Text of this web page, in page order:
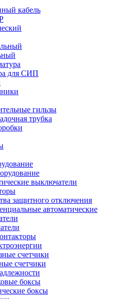
кабель
для СИП
гильзы
трубка
выключатели
защитного отключения
автоматические
счетчики
счетчики
боксы
боксы